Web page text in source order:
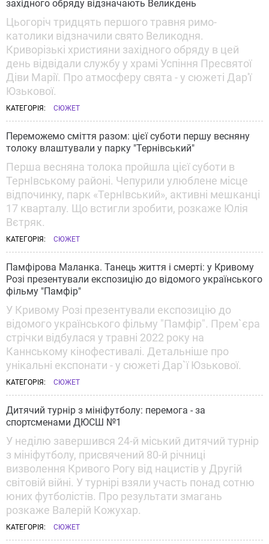
західного обряду відзначають Великдень
Цьогоріч тридцять першого травня римо-
католики відзначили свято Великодня.
Криворізькі християни західного обряду в цей
день відвідали службу у храмі Успіння Пресвятої
Діви Марії. Про атмосферу свята - у сюжеті Дар'ї
Юзькової.
КАТЕГОРІЯ: СЮЖЕТ
Переможемо сміття разом: цієї суботи першу весняну
толоку влаштували у парку "Тернівський"
Перша весняна толока пройшла цієї суботи в
ТернІвському районі. Чепурили улюблене місце
відпочинку, парк «ТернІвський», активні мешканці
17 кварталу. Що встигли зробити, розкаже Юлія
Вєтряк.
КАТЕГОРІЯ: СЮЖЕТ
Памфірова Маланка. Танець життя і смерті: у Кривому
Розі презентували експозицію до відомого українського
фільму "Памфір"
У Кривому Розі презентували експозицію до
відомого українського фільму "Памфір". Прем`єра
стрічки відбулася у травні 2022 року на
Каннському кінофестивалі. Детальніше про
унікальні експонати - у сюжеті Дар`ї Юзькової.
КАТЕГОРІЯ: СЮЖЕТ
Дитячий турнір з мініфутболу: перемога - за
спортсменами ДЮСШ №1
У неділю завершився 24-й міський дитячий турнір
з мініфутболу, присвячений 80-й річниці
визволення Кривого Рогу від нацистів у Другій
світовій війні. У турнірі взяли участь понад сотню
юних футболістів. Про результати змагань
розкаже Валерій Кожухар.
КАТЕГОРІЯ: СЮЖЕТ